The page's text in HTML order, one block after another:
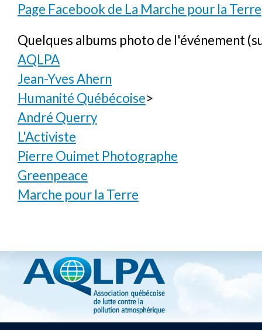
Page Facebook de La Marche pour la Terre
Quelques albums photo de l'événement
AQLPA
Jean-Yves Ahern
Humanité Québécoise>
André Querry
L'Activiste
Pierre Ouimet Photographe
Greenpeace
Marche pour la Terre